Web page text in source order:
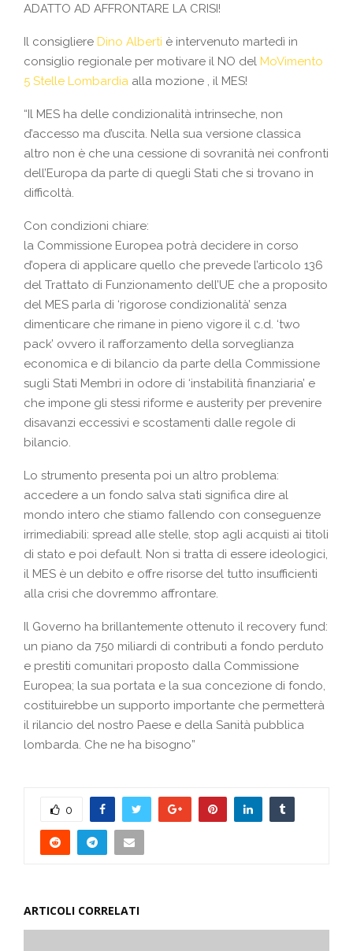
ADATTO AD AFFRONTARE LA CRISI!
Il consigliere Dino Alberti è intervenuto martedì in
consiglio regionale per motivare il NO del MoVimento
5 Stelle Lombardia alla mozione , il MES!
“Il MES ha delle condizionalità intrinseche, non
d’accesso ma d’uscita. Nella sua versione classica
altro non è che una cessione di sovranità nei confronti
dell’Europa da parte di quegli Stati che si trovano in
difficoltà.
Con condizioni chiare:
la Commissione Europea potrà decidere in corso
d’opera di applicare quello che prevede l’articolo 136
del Trattato di Funzionamento dell’UE che a proposito
del MES parla di ‘rigorose condizionalità’ senza
dimenticare che rimane in pieno vigore il c.d. ‘two
pack’ ovvero il rafforzamento della sorveglianza
economica e di bilancio da parte della Commissione
sugli Stati Membri in odore di ‘instabilità finanziaria’ e
che impone gli stessi riforme e austerity per prevenire
disavanzi eccessivi e scostamenti dalle regole di
bilancio.
Lo strumento presenta poi un altro problema:
accedere a un fondo salva stati significa dire al
mondo intero che stiamo fallendo con conseguenze
irrimediabili: spread alle stelle, stop agli acquisti ai titoli
di stato e poi default. Non si tratta di essere ideologici,
il MES è un debito e offre risorse del tutto insufficienti
alla crisi che dovremmo affrontare.
Il Governo ha brillantemente ottenuto il recovery fund:
un piano da 750 miliardi di contributi a fondo perduto
e prestiti comunitari proposto dalla Commissione
Europea; la sua portata e la sua concezione di fondo,
costituirebbe un supporto importante che permetterà
il rilancio del nostro Paese e della Sanità pubblica
lombarda. Che ne ha bisogno”
0
ARTICOLI CORRELATI